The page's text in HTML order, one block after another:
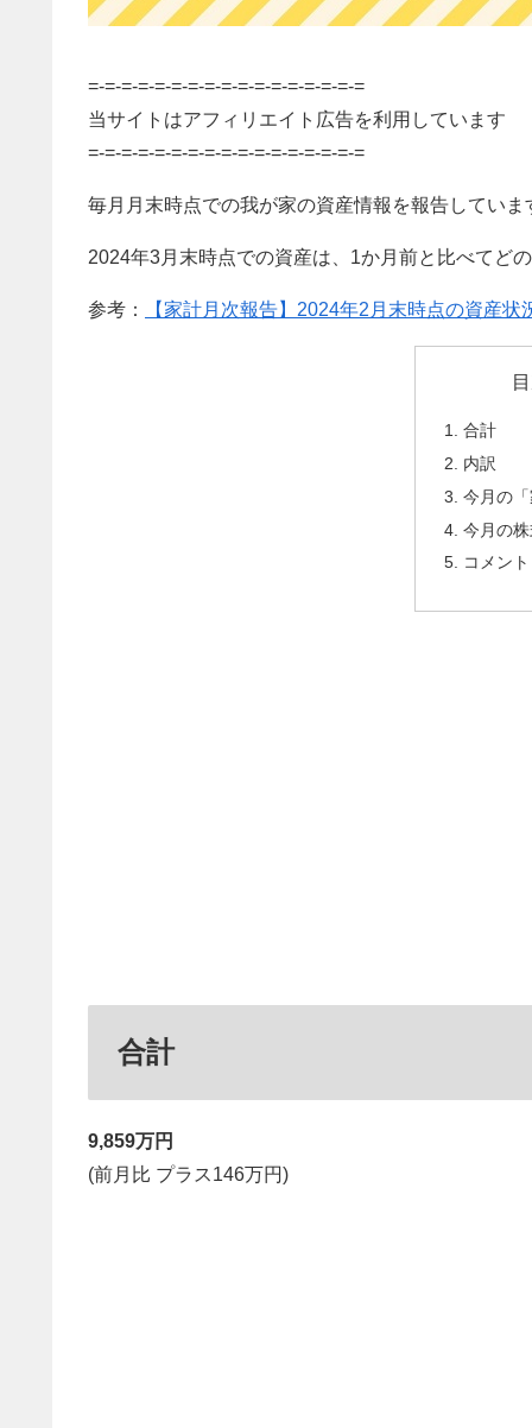
=-=-=-=-=-=-=-=-=-=-=-=-=-=-=-=-=
当サイトはアフィリエイト広告を利用しています
=-=-=-=-=-=-=-=-=-=-=-=-=-=-=-=-=
毎月月末時点での我が家の資産情報を報告していま
2024年3月末時点での資産は、1か月前と比べてど
参考： 【家計月次報告】2024年2月末時点の資産状
合計
内訳
今月の
今月の
コメント
合計
9,859万円
(前月比 プラス146万円)